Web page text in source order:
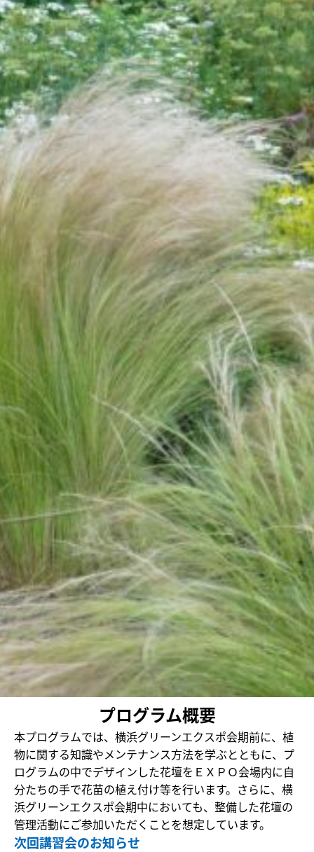
プログラム概要
本プログラムでは、横浜グリーンエクスポ会期前に、植
物に関する知識やメンテナンス方法を学ぶとともに、プ
ログラムの中でデザインした花壇をＥＸＰＯ会場内に自
分たちの手で花苗の植え付け等を行います。さらに、横
浜グリーンエクスポ会期中においても、整備した花壇の
管理活動にご参加いただくことを想定しています。
次回講習会のお知らせ